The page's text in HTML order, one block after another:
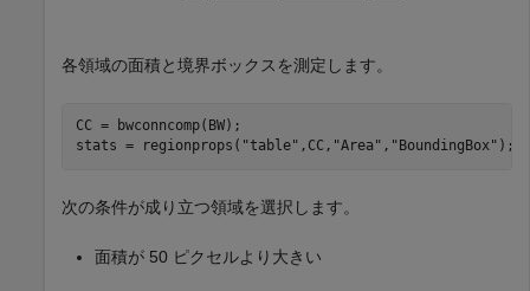
各領域の面積と境界ボックスを測定します。
CC = bwconncomp(BW);
stats = regionprops( "table" ,CC, "Area" , "BoundingBox" );
次の条件が成り立つ領域を選択します。
面積が 50 ピクセルより大きい